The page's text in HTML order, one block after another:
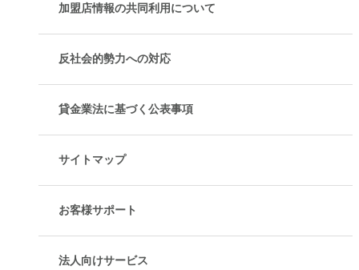
加盟店情報の共同利用について
反社会的勢力への対応
貸金業法に基づく公表事項
サイトマップ
お客様サポート
法人向けサービス